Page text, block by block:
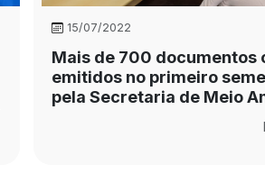
15/07/2022
Mais de 700 documentos
emitidos no primeiro
pela Secretaria de Meio